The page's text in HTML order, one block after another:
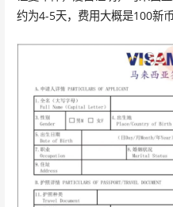
约为4-5天，费用大概是100新币